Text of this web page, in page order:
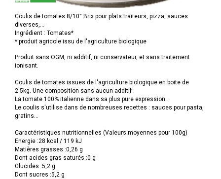
Coulis de tomates 8/10° Brix pour plats traiteurs, pizza, sauces
diverses,...
Ingrédient : Tomates*
* produit agricole issu de l'agriculture biologique
Produit sans OGM, ni additif, ni conservateur, et sans traitement
ionisant.
Coulis de tomates issues de l'agriculture biologique en boite de
2.5kg. Une composition sans aucun additif .
La tomate 100% italienne dans sa plus pure expression.
Le coulis s'utilise dans de nombreuses recettes : sauces pour pasta,
gratins...
Caractéristiques nutritionnelles (Valeurs moyennes pour 100g)
Energie :28 kcal / 119 kJ
Matières grasses :0,26 g
Dont acides gras saturés :0 g
Glucides :5,2 g
Dont sucres :5,2 g